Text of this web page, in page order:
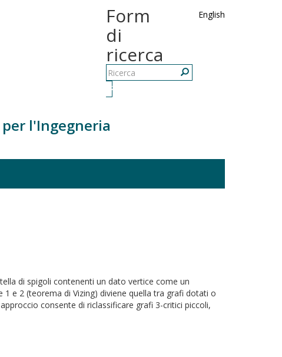
English
Form
di
ricerca
Ricerca
l'Ingegneria
di spigoli contenenti un dato vertice come un
e 2 (teorema di Vizing) diviene quella tra grafi dotati o
consente di riclassificare grafi 3-critici piccoli,